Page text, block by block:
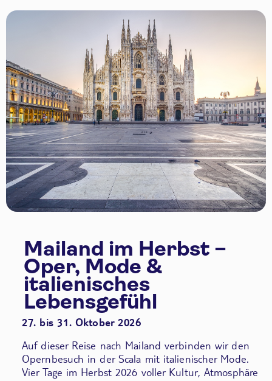
Mailand im Herbst –
Oper, Mode &
italienisches
Lebensgefühl
27. bis 31. Oktober 2026
Auf dieser Reise nach Mailand verbinden wir den
Opernbesuch in der Scala mit italienischer Mode.
Vier Tage im Herbst 2026 voller Kultur, Atmosphäre